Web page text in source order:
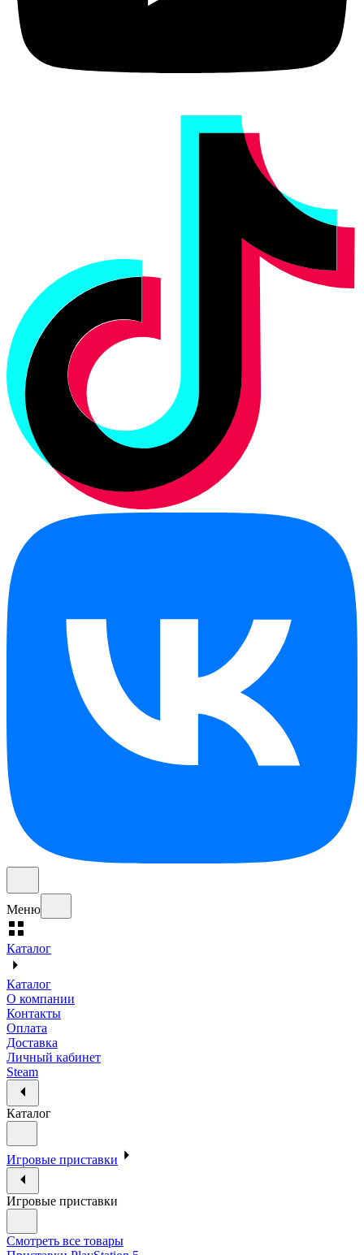
Меню
Каталог
Каталог
О компании
Контакты
Оплата
Доставка
Личный кабинет
Steam
Каталог
Игровые приставки
Игровые приставки
Смотреть все товары